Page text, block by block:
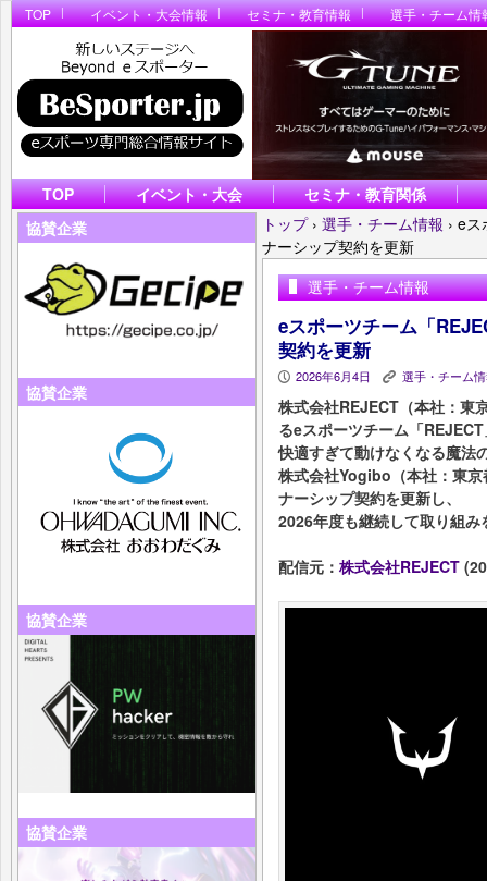
TOP イベント・大会情報 セミナ・教育情報 選手・チーム情
TOP イベント・大会
セミナ・教育関係
協賛企業
協賛企業
協賛企業
協賛企業
トップ › 選手・チーム情報 › eス
ナーシップ契約を更新
選手・チーム情報
eスポーツチーム「
契約を更新
P 2026年6月4日 K 選手・チーム
株式会社REJECT（本社：東
るeスポーツチーム「
快適すぎて動けなくなる魔法
株式会社Yogibo（本社：東
ナーシップ契約を更新し、
2026年度も継続して取り組
配信元： 株式会社REJECT